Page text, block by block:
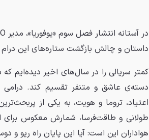
داستان و چالش بازگشت ستاره‌های این
کمتر سریالی را در سال‌های اخیر دیده‌ایم که
دسته‌ی عاشق و متنفر تقسیم کند. درامی
اعتیاد، تروما و هویت، به یکی از
هواداران این است: آیا این پایان راه ریو و